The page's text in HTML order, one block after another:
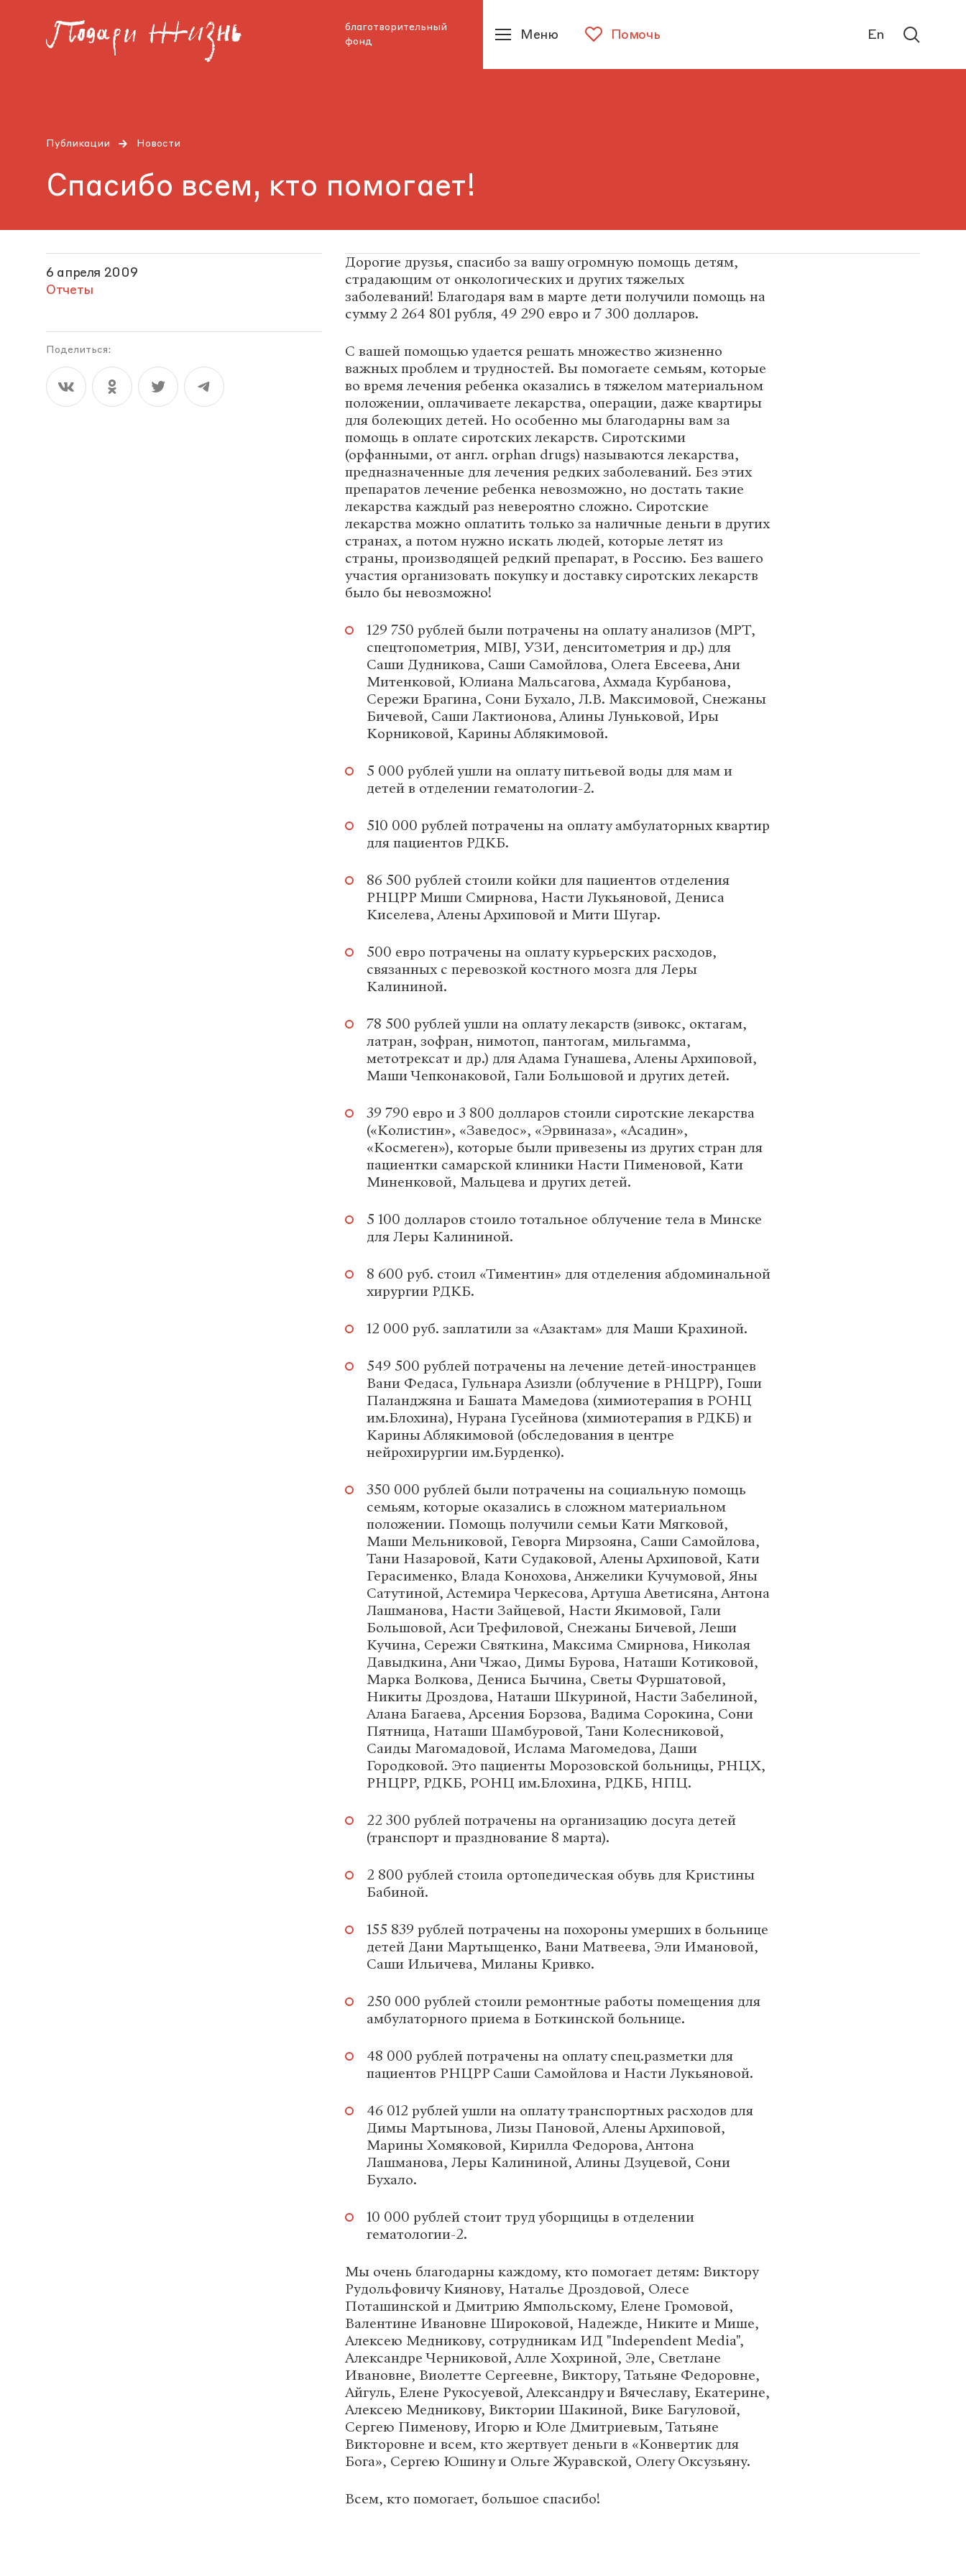
благотворительный
фонд
Помочь
Меню En
Публикации Новости
Спасибо всем, кто помогает!
6 апреля 2009
Отчеты
Поделиться:
Дорогие друзья, спасибо за вашу огромную помощь детям,
страдающим от онкологических и других тяжелых
заболеваний! Благодаря вам в марте дети получили помощь на
сумму 2 264 801 рубля, 49 290 евро и 7 300 долларов.
С вашей помощью удается решать множество жизненно
важных проблем и трудностей. Вы помогаете семьям, которые
во время лечения ребенка оказались в тяжелом материальном
положении, оплачиваете лекарства, операции, даже квартиры
для болеющих детей. Но особенно мы благодарны вам за
помощь в оплате сиротских лекарств. Сиротскими
(орфанными, от англ. оrphan drugs) называются лекарства,
предназначенные для лечения редких заболеваний. Без этих
препаратов лечение ребенка невозможно, но достать такие
лекарства каждый раз невероятно сложно. Сиротские
лекарства можно оплатить только за наличные деньги в других
странах, а потом нужно искать людей, которые летят из
страны, производящей редкий препарат, в Россию. Без вашего
участия организовать покупку и доставку сиротских лекарств
было бы невозможно!
129 750 рублей были потрачены на оплату анализов (МРТ,
спецтопометрия, MIBJ, УЗИ, денситометрия и др.) для
Саши Дудникова, Саши Самойлова, Олега Евсеева, Ани
Митенковой, Юлиана Мальсагова, Ахмада Курбанова,
Сережи Брагина, Сони Бухало, Л.В. Максимовой, Снежаны
Бичевой, Саши Лактионова, Алины Луньковой, Иры
Корниковой, Карины Аблякимовой.
5 000 рублей ушли на оплату питьевой воды для мам и
детей в отделении гематологии-2.
510 000 рублей потрачены на оплату амбулаторных квартир
для пациентов РДКБ.
86 500 рублей стоили койки для пациентов отделения
РНЦРР Миши Смирнова, Насти Лукьяновой, Дениса
Киселева, Алены Архиповой и Мити Шугар.
500 евро потрачены на оплату курьерских расходов,
связанных с перевозкой костного мозга для Леры
Калининой.
78 500 рублей ушли на оплату лекарств (зивокс, октагам,
латран, зофран, нимотоп, пантогам, мильгамма,
метотрексат и др.) для Адама Гунашева, Алены Архиповой,
Маши Чепконаковой, Гали Большовой и других детей.
39 790 евро и 3 800 долларов стоили сиротские лекарства
(«Колистин», «Заведос», «Эрвиназа», «Асадин»,
«Космеген»), которые были привезены из других стран для
пациентки самарской клиники Насти Пименовой, Кати
Миненковой, Мальцева и других детей.
5 100 долларов стоило тотальное облучение тела в Минске
для Леры Калининой.
8 600 руб. стоил «Тиментин» для отделения абдоминальной
хирургии РДКБ.
12 000 руб. заплатили за «Азактам» для Маши Крахиной.
549 500 рублей потрачены на лечение детей-иностранцев
Вани Федаса, Гульнара Азизли (облучение в РНЦРР), Гоши
Паланджяна и Башата Мамедова (химиотерапия в РОНЦ
им.Блохина), Нурана Гусейнова (химиотерапия в РДКБ) и
Карины Аблякимовой (обследования в центре
нейрохирургии им.Бурденко).
350 000 рублей были потрачены на социальную помощь
семьям, которые оказались в сложном материальном
положении. Помощь получили семьи Кати Мягковой,
Маши Мельниковой, Геворга Мирзояна, Саши Самойлова,
Тани Назаровой, Кати Судаковой, Алены Архиповой, Кати
Герасименко, Влада Конохова, Анжелики Кучумовой, Яны
Сатутиной, Астемира Черкесова, Артуша Аветисяна, Антона
Лашманова, Насти Зайцевой, Насти Якимовой, Гали
Большовой, Аси Трефиловой, Снежаны Бичевой, Леши
Кучина, Сережи Святкина, Максима Смирнова, Николая
Давыдкина, Ани Чжао, Димы Бурова, Наташи Котиковой,
Марка Волкова, Дениса Бычина, Светы Фуршатовой,
Никиты Дроздова, Наташи Шкуриной, Насти Забелиной,
Алана Багаева, Арсения Борзова, Вадима Сорокина, Сони
Пятница, Наташи Шамбуровой, Тани Колесниковой,
Саиды Магомадовой, Ислама Магомедова, Даши
Городковой. Это пациенты Морозовской больницы, РНЦХ,
РНЦРР, РДКБ, РОНЦ им.Блохина, РДКБ, НПЦ.
22 300 рублей потрачены на организацию досуга детей
(транспорт и празднование 8 марта).
2 800 рублей стоила ортопедическая обувь для Кристины
Бабиной.
155 839 рублей потрачены на похороны умерших в больнице
детей Дани Мартыщенко, Вани Матвеева, Эли Имановой,
Саши Ильичева, Миланы Кривко.
250 000 рублей стоили ремонтные работы помещения для
амбулаторного приема в Боткинской больнице.
48 000 рублей потрачены на оплату спец.разметки для
пациентов РНЦРР Саши Самойлова и Насти Лукьяновой.
46 012 рублей ушли на оплату транспортных расходов для
Димы Мартынова, Лизы Пановой, Алены Архиповой,
Марины Хомяковой, Кирилла Федорова, Антона
Лашманова, Леры Калининой, Алины Дзуцевой, Сони
Бухало.
10 000 рублей стоит труд уборщицы в отделении
гематологии-2.
Мы очень благодарны каждому, кто помогает детям: Виктору
Рудольфовичу Киянову, Наталье Дроздовой, Олесе
Поташинской и Дмитрию Ямпольскому, Елене Громовой,
Валентине Ивановне Широковой, Надежде, Никите и Мише,
Алексею Медникову, сотрудникам ИД "Independent Media",
Александре Черниковой, Алле Хохриной, Эле, Светлане
Ивановне, Виолетте Сергеевне, Виктору, Татьяне Федоровне,
Айгуль, Елене Рукосуевой, Александру и Вячеславу, Екатерине,
Алексею Медникову, Виктории Шакиной, Вике Багуловой,
Сергею Пименову, Игорю и Юле Дмитриевым, Татьяне
Викторовне и всем, кто жертвует деньги в «Конвертик для
Бога», Сергею Юшину и Ольге Журавской, Олегу Оксузьяну.
Всем, кто помогает, большое спасибо!